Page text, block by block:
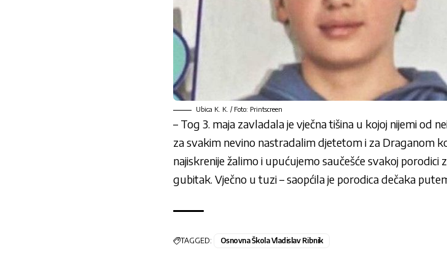
Ubica K. K. / Foto: Printscreen
– Tog 3. maja zavladala je vječna tišina u kojoj nijemi od
za svakim nevino nastradalim djetetom i za Draganom
najiskrenije žalimo i upućujemo saučešće svakoj porodici
gubitak. Vječno u tuzi – saopćila je porodica dečaka
TAGGED: Osnovna Škola Vladislav Ribnik